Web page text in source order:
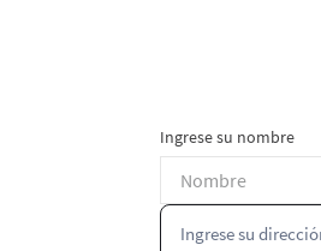
Ingrese su nombre